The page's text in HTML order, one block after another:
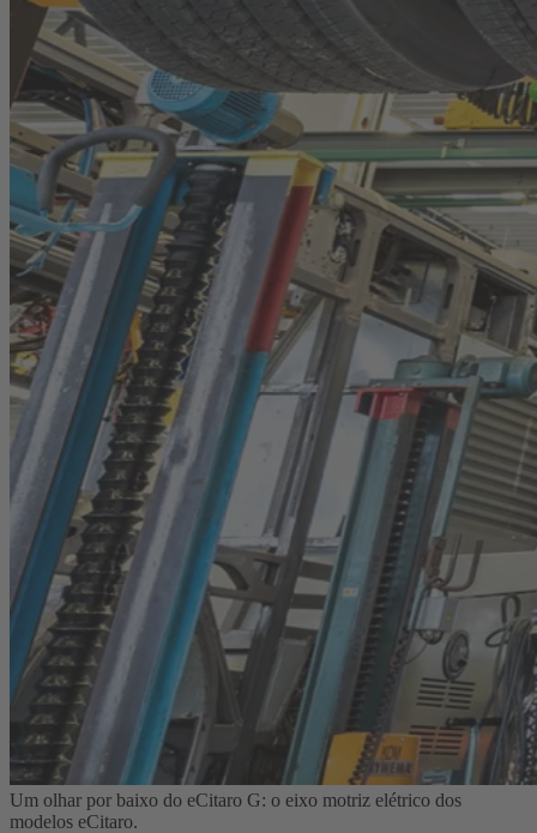
Um olhar por baixo do eCitaro G: o eixo motriz elétrico dos
modelos eCitaro.